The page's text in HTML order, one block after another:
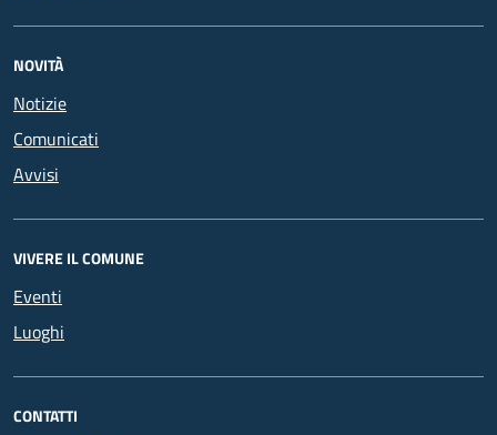
NOVITÀ
Notizie
Comunicati
Avvisi
VIVERE IL COMUNE
Eventi
Luoghi
CONTATTI